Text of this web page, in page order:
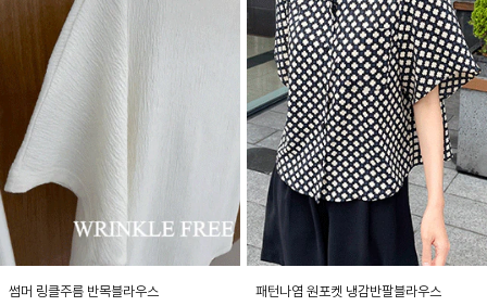
썸머 링클주름 반목블라우스 패턴나염 원포켓 냉감반팔블라우스